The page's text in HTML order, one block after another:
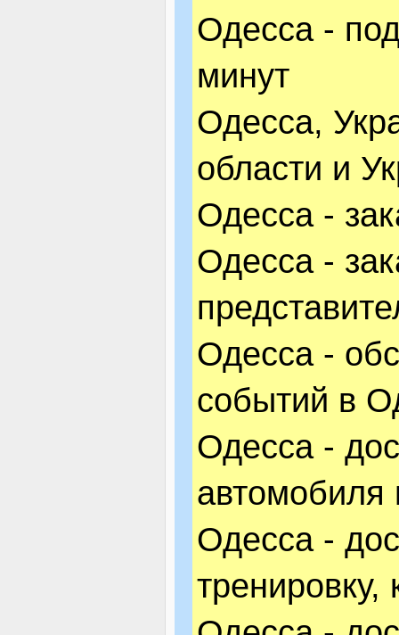
Одесса -
минут
Одесса,
области и
Одесса -
Одесса -
Одесса -
событий в
Одесса -
автомобиля
Одесса -
тренировку,